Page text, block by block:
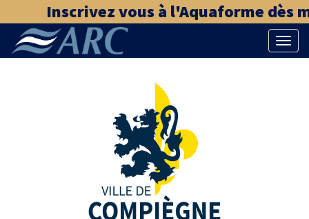
Inscrivez vous à l'Aquaforme dès
la